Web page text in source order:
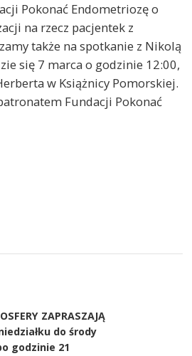
Pokonać Endometriozę o
na rzecz pacjentek z
także na spotkanie z Nikolą
się 7 marca o godzinie 12:00,
w Książnicy Pomorskiej.
Fundacji Pokonać
ZAPRASZAJĄ
do środy
godzinie 21